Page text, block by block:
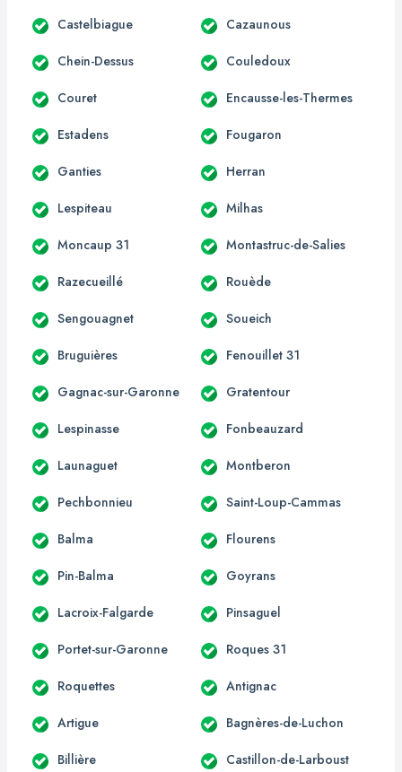
Castelbiague Cazaunous
Chein-Dessus Couledoux
Couret Encausse-les-Thermes
Estadens Fougaron
Ganties Herran
Lespiteau Milhas
Moncaup 31 Montastruc-de-Salies
Razecueillé Rouède
Sengouagnet Soueich
Bruguières Fenouillet 31
Gagnac-sur-Garonne Gratentour
Lespinasse Fonbeauzard
Launaguet Montberon
Pechbonnieu Saint-Loup-Cammas
Balma Flourens
Pin-Balma Goyrans
Lacroix-Falgarde Pinsaguel
Portet-sur-Garonne Roques 31
Roquettes Antignac
Artigue Bagnères-de-Luchon
Billière Castillon-de-Larboust